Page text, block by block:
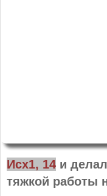
Исх1, 14 и
тяжкой работы